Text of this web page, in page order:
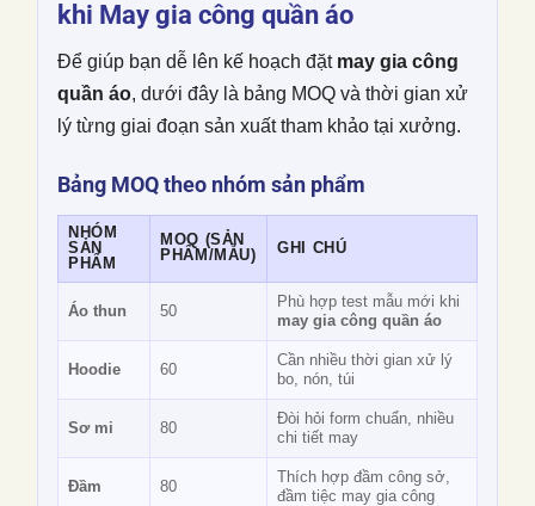
khi May gia công quần áo
Để giúp bạn dễ lên kế hoạch đặt may gia công
quần áo, dưới đây là bảng MOQ và thời gian xử
lý từng giai đoạn sản xuất tham khảo tại xưởng.
Bảng MOQ theo nhóm sản phẩm
NHÓM
SẢN
PHẨM
MOQ (SẢN
PHẨM/MẪU)
GHI CHÚ
Áo thun 50
Phù hợp test mẫu mới khi
may gia công quần áo
Hoodie 60
Cần nhiều thời gian xử lý
bo, nón, túi
Sơ mi 80
Đòi hỏi form chuẩn, nhiều
chi tiết may
Đầm 80
Thích hợp đầm công sở,
đầm tiệc may gia công